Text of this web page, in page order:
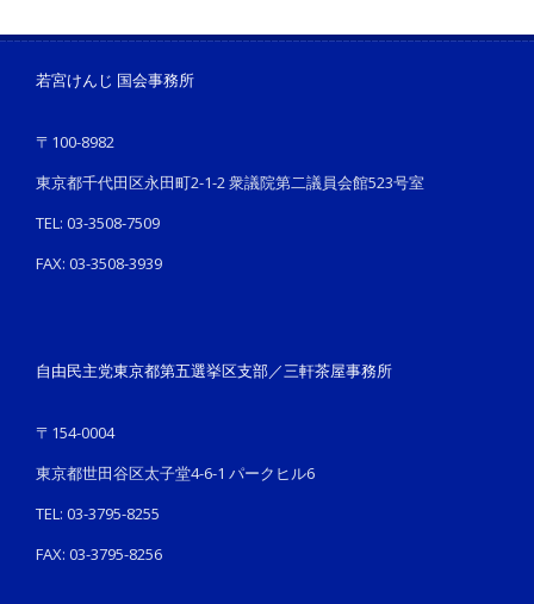
若宮けんじ 国会事務所
〒100-8982
東京都千代田区永田町2-1-2 衆議院第二議員会館523号室
TEL: 03-3508-7509
FAX: 03-3508-3939
自由民主党東京都第五選挙区支部／三軒茶屋事務所
〒154-0004
東京都世田谷区太子堂4-6-1 パークヒル6
TEL: 03-3795-8255
FAX: 03-3795-8256